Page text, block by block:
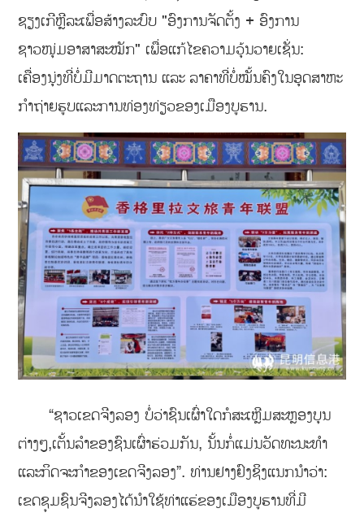
ຊຽງເກີຫຼີລະເພື່ອສ້າງລະບົບ "ອົງການຈັດຕັ້ງ + ອົງການ
ຊາວໜຸ່ມອາສາສະໝັກ" ເພື່ອແກ້ໄຂຄວາມວຸ້ນວາຍເຊັ່ນ:
ເຄື່ອງນຸ່ງທີ່ບໍ່ມີມາດຕະຖານ ແລະ ລາຄາທີ່ບໍ່ໝັ້ນຄົງໃນອຸດສາຫະ
ກໍາຖ່າຍຮູບແລະການທ່ອງທ່ຽວຂອງເມືອງບູຮານ.
“ຊາວເຂດຈີງລອງ ບໍ່ວ່າຊົນເຜົ່າໃດກໍສະເຫຼີມສະຫຼອງບຸນ
ຕ່າງໆ,ເຕັ້ນລຳຂອງຊົນເຜົ່າຮ່ວມກັນ, ນັ້ນກໍ່ແມ່ນວັດທະນະທຳ
ແລະກິດຈະກຳຂອງເຂດຈີງລອງ”. ທ່ານຢາງຢົງຊິງແນກນໍາວ່າ:
ເຂດຊຸມຊົນຈີງລອງໄດ້ນຳໃຊ້ທ່າແຮ່ຂອງເມືອງບູຮານທີ່ມີ